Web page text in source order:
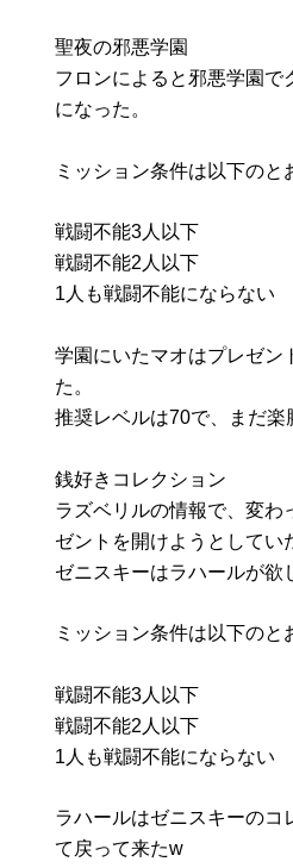
聖夜の邪悪学園
フロンによると邪悪学園で
になった。
ミッション条件は以下のと
戦闘不能3人以下
戦闘不能2人以下
1人も戦闘不能にならない
学園にいたマオはプレゼン
た。
推奨レベルは70で、まだ楽
銭好きコレクション
ラズベリルの情報で、変わ
ゼントを開けようとしてい
ゼニスキーはラハールが欲
ミッション条件は以下のと
戦闘不能3人以下
戦闘不能2人以下
1人も戦闘不能にならない
ラハールはゼニスキーのコ
て戻って来たw